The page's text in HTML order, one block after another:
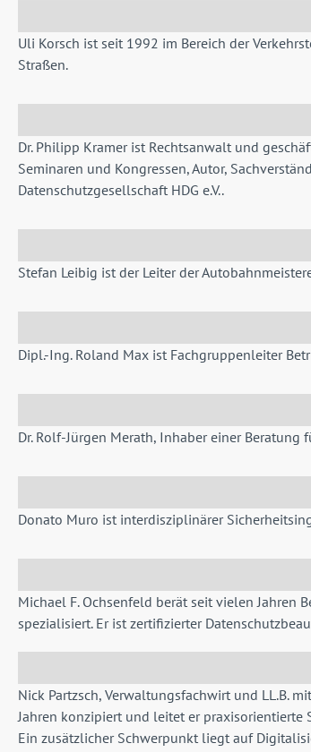
Uli Korsch ist seit 1992 im Bereich der
Straßen.
Dr. Philipp Kramer ist Rechtsanwalt und
Seminaren und Kongressen, Autor,
Datenschutzgesellschaft HDG e.V..
Stefan Leibig ist der Leiter der
Dipl.-Ing. Roland Max ist Fachgruppenleiter
Dr. Rolf-Jürgen Merath, Inhaber einer
Donato Muro ist interdisziplinärer
Michael F. Ochsenfeld berät seit vielen Jahren
spezialisiert. Er ist zertifizierter
Nick Partzsch, Verwaltungsfachwirt und LL.B.
Jahren konzipiert und leitet er
Ein zusätzlicher Schwerpunkt liegt auf